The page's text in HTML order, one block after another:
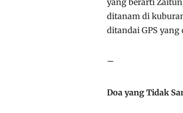
yang berarti
ditanam di
ditandai GPS
–
Doa yang Tidak